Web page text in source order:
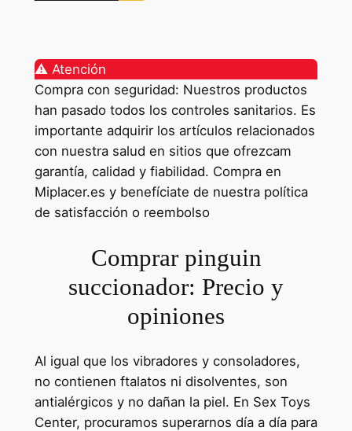
⚠️ Atención
Compra con seguridad: Nuestros productos
han pasado todos los controles sanitarios. Es
importante adquirir los artículos relacionados
con nuestra salud en sitios que ofrezcam
garantía, calidad y fiabilidad. Compra en
Miplacer.es y benefíciate de nuestra política
de satisfacción o reembolso
Comprar pinguin
succionador: Precio y
opiniones
Al igual que los vibradores y consoladores,
no contienen ftalatos ni disolventes, son
antialérgicos y no dañan la piel. En Sex Toys
Center, procuramos superarnos día a día para